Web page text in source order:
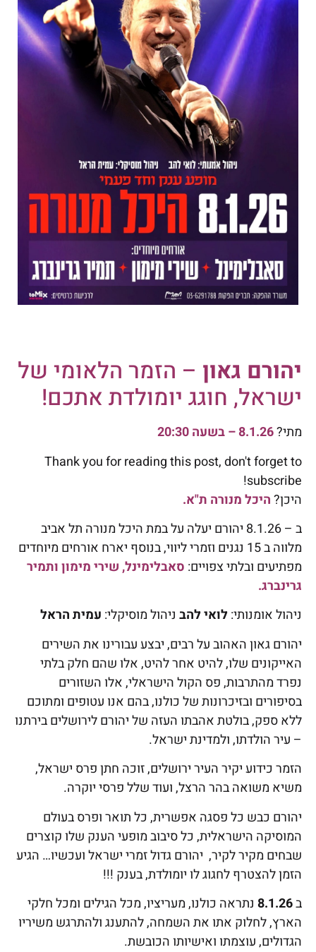
יהורם גאון – הזמר הלאומי של
ישראל, חוגג יומולדת אתכם!
מתי?8.1.26 – בשעה 20:30
Thank you for reading this post, don't forget to
subscribe!
היכן?היכל מנורה ת"א.
ב – 8.1.26 יהורם יעלה על במת היכל מנורה תל אביב
מלווה ב 15 נגנים וזמרי ליווי, בנוסף יארח אורחים מיוחדים
מפתיעים ובלתי צפויים: סאבלימינל, שירי מימון ותמיר
גרינברג.
ניהול אומנותי:לואי להב ניהול מוסיקלי: עמית הראל
יהורם גאון האהוב על רבים, יבצע עבורינו את השירים
האייקונים שלו, להיט אחר להיט, אלו שהם חלק בלתי
נפרד מהתרבות, פס הקול הישראלי, אלו השזורים
בסיפורים ובזיכרונות של כולנו, בהם אנו עטופים ומתוכם
ללא ספק, בולטת אהבתו העזה של יהורם לירושלים בירתנו
– עיר הולדתו, ולמדינת ישראל.
הזמר כידוע יקיר העיר ירושלים, זוכה חתן פרס ישראל,
משיא משואה בהר הרצל, ועוד שלל פרסי יוקרה.
יהורם כבש כל פסגה אפשרית, כל תואר ופרס בעולם
המוסיקה הישראלית, כל סיבוב מופעי הענק שלו קוצרים
שבחים מקיר לקיר, יהורם גדול זמרי ישראל ועכשיו… הגיע
הזמן להצטרף לחגוג לו יומולדת, בענק !!!
ב8.1.26 נתראה כולנו, מעריציו, מכל הגילים ומכל חלקי
הארץ, לחלוק אתו את השמחה, להתענג ולהתרגש משיריו
הגדולים, עוצמתו ואישיותו הכובשת.